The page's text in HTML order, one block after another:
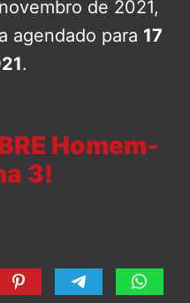
de 2021,
agendado para 17
.
Homem-
3!